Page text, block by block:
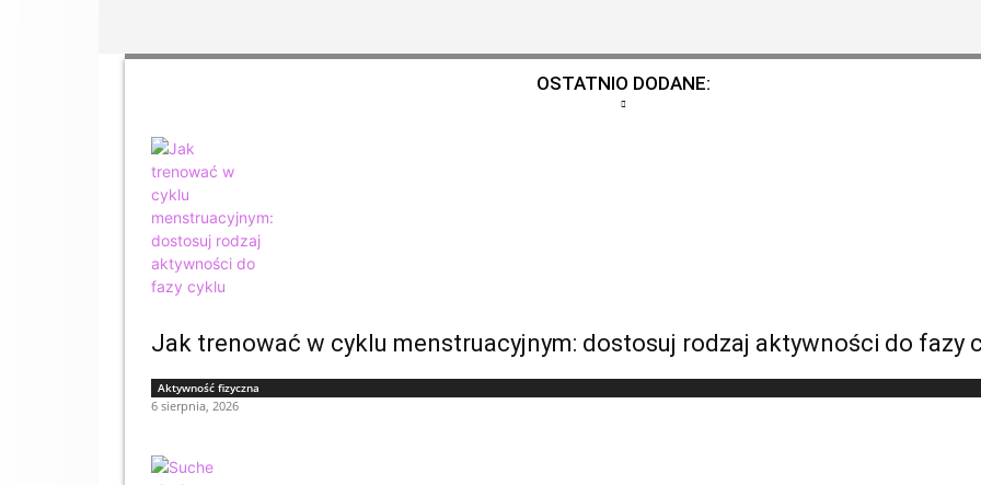
OSTATNIO DODANE:
Jak trenować w cyklu menstruacyjnym: dostosuj rodzaj aktywności do fazy
Aktywność fizyczna
6 sierpnia, 2026